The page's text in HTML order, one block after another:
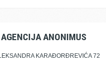
ANONIMUS
KARAĐORĐREVIĆA 72